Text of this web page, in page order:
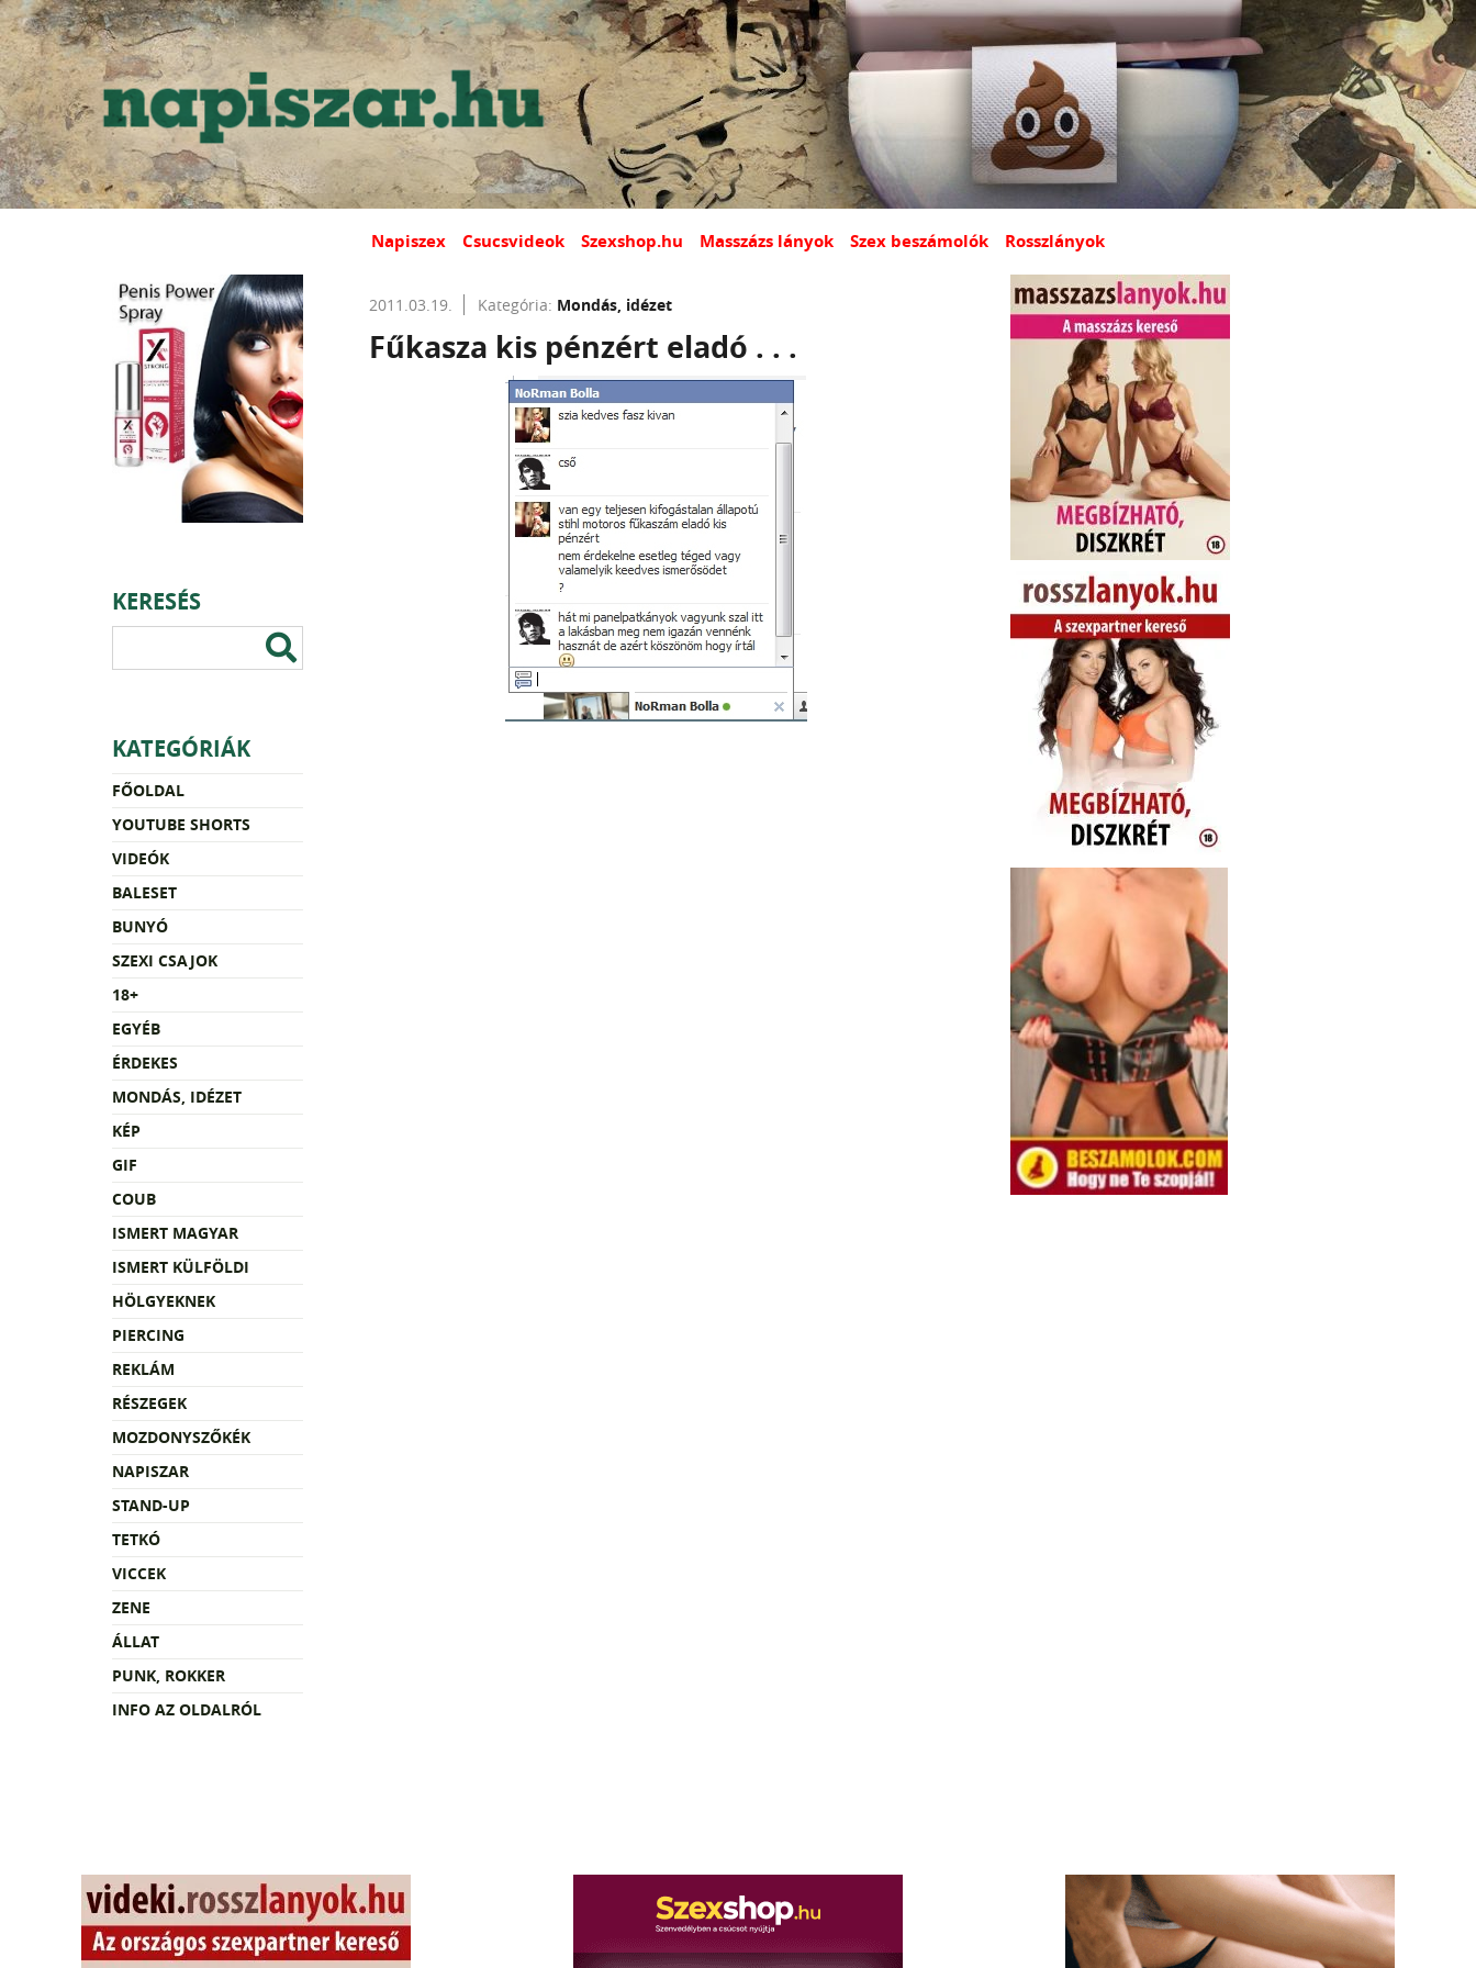
Napiszex Csucsvideok Szexshop.hu Masszázs lányok Szex beszámolók Rosszlányok
KERESÉS
KATEGÓRIÁK
FŐOLDAL
YOUTUBE SHORTS
VIDEÓK
BALESET
BUNYÓ
SZEXI CSAJOK
18+
EGYÉB
ÉRDEKES
MONDÁS, IDÉZET
KÉP
GIF
COUB
ISMERT MAGYAR
ISMERT KÜLFÖLDI
HÖLGYEKNEK
PIERCING
REKLÁM
RÉSZEGEK
MOZDONYSZŐKÉK
NAPISZAR
STAND-UP
TETKÓ
VICCEK
ZENE
ÁLLAT
PUNK, ROKKER
INFO AZ OLDALRÓL
2011.03.19. Kategória: Mondás, idézet
Fűkasza kis pénzért eladó . . .